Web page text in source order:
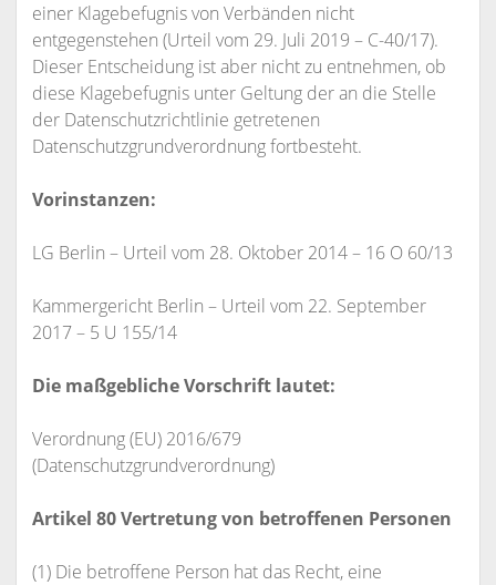
einer Klagebefugnis von Verbänden nicht
entgegenstehen (Urteil vom 29. Juli 2019 – C-40/17).
Dieser Entscheidung ist aber nicht zu entnehmen, ob
diese Klagebefugnis unter Geltung der an die Stelle
der Datenschutzrichtlinie getretenen
Datenschutzgrundverordnung fortbesteht.
Vorinstanzen:
LG Berlin – Urteil vom 28. Oktober 2014 – 16 O 60/13
Kammergericht Berlin – Urteil vom 22. September
2017 – 5 U 155/14
Die maßgebliche Vorschrift lautet:
Verordnung (EU) 2016/679
(Datenschutzgrundverordnung)
Artikel 80 Vertretung von betroffenen Personen
(1) Die betroffene Person hat das Recht, eine